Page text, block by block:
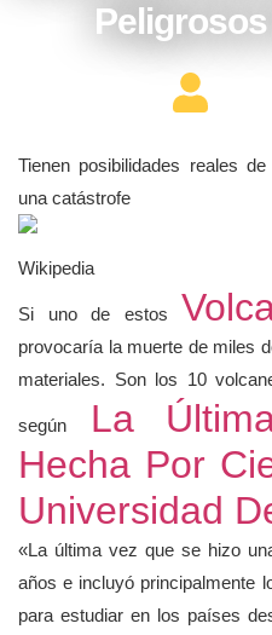
Tienen posibilidades reales
una catástrofe
Wikipedia
Si uno de estos
provocaría la muerte de miles
materiales. Son los 10
según La
Hecha Por
Universidad
«La última vez que se hizo
años e incluyó principalmente
para estudiar en los países